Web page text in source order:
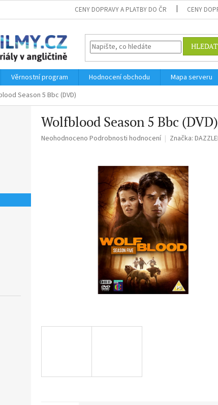
CENY DOPRAVY A PLATBY DO ČR CENY
HLEDAT
Věrnostní program Hodnocení obchodu Mapa serveru
Season 5 Bbc (DVD)
Wolfblood Season 5 Bbc (DVD)
Průměrné
Neohodnoceno Podrobnosti hodnocení Značka: